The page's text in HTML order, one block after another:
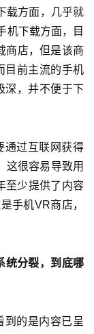
载方面，几乎就
机下载方面，目
商店，但是该商
目前主流的手机
深，并不便于下
通过互联网获得
这很容易导致用
至少提供了内容
手机VR商店，
统分裂，到底哪
到的是内容已呈